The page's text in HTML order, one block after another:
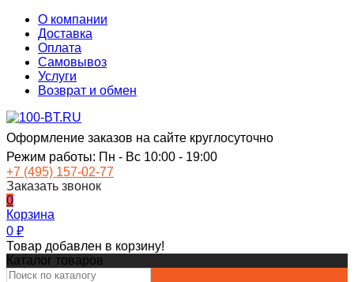
О компании
Доставка
Оплата
Самовывоз
Услуги
Возврат и обмен
Оформление заказов на сайте круглосуточно
Режим работы: Пн - Вс 10:00 - 19:00
+7 (495) 157-02-77
Заказать звонок
0
Корзина
0 ₽
Товар добавлен в корзину!
Каталог товаров